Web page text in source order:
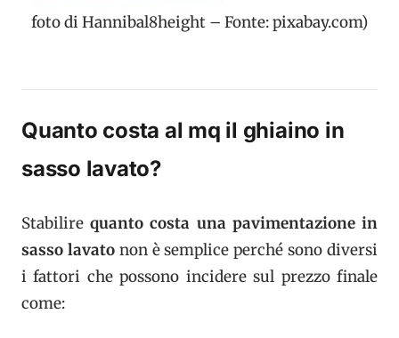
foto di Hannibal8height – Fonte: pixabay.com)
Quanto costa al mq il ghiaino in
sasso lavato?
Stabilirequanto costa una pavimentazione in
sasso lavatonon è semplice perché sono diversi
i fattori che possono incidere sul prezzo finale
come: